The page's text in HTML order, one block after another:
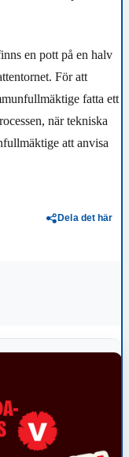
en pott på en halv
För att
fatta ett
när tekniska
att anvisa
Dela det här